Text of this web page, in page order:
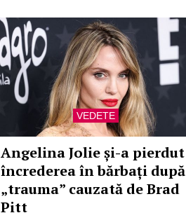
VEDETE
Angelina Jolie și-a pierdut
încrederea în bărbați după
„trauma” cauzată de Brad
Pitt